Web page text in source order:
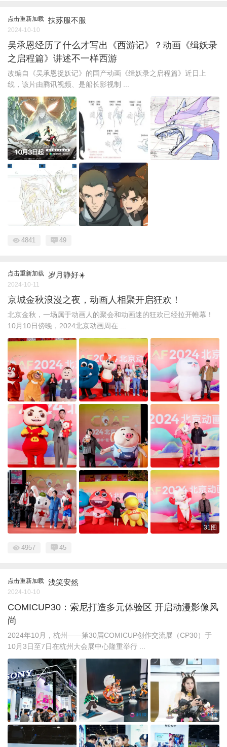
点击重新加载 扶苏服不服
2024-10-10
吴承恩经历了什么才写出《西游记》？动画《缉妖录
之启程篇》讲述不一样西游
改编自《吴承恩捉妖记》的国产动画《缉妖录之启程篇》近日上
线，该片由腾讯视频、是船长影视制 ...
4841 49
点击重新加载 岁月静好☀️
2024-10-11
京城金秋浪漫之夜，动画人相聚开启狂欢！
北京金秋，一场属于动画人的聚会和动画迷的狂欢已经拉开帷幕！
10月10日傍晚，2024北京动画周在 ...
31图
4957 45
点击重新加载 浅笑安然
2024-10-10
COMICUP30：索尼打造多元体验区 开启动漫影像风
尚
2024年10月，杭州——第30届COMICUP创作交流展（CP30）于
10月3日至7日在杭州大会展中心隆重举行 ...